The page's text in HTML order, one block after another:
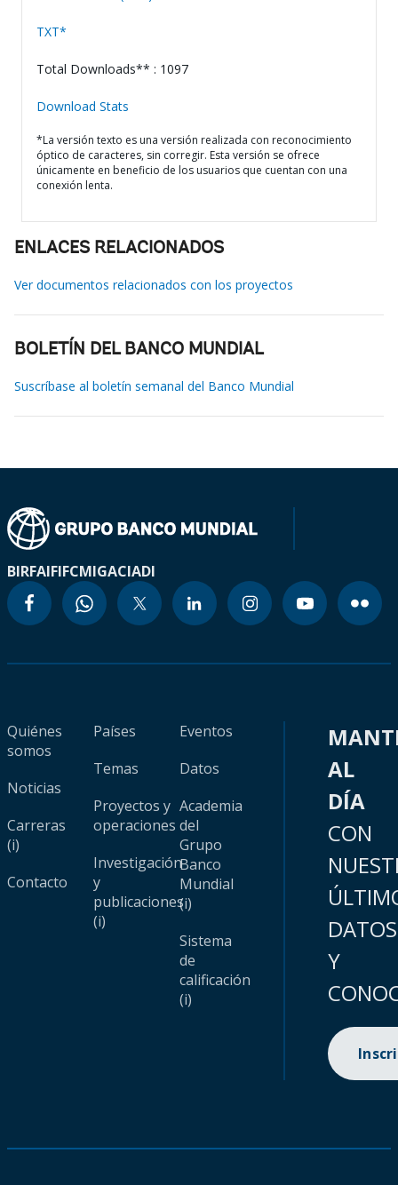
TXT*
Total Downloads** : 1097
Download Stats
*La versión texto es una versión realizada con reconocimiento
óptico de caracteres, sin corregir. Esta versión se ofrece
únicamente en beneficio de los usuarios que cuentan con una
conexión lenta.
ENLACES RELACIONADOS
Ver documentos relacionados con los proyectos
BOLETÍN DEL BANCO MUNDIAL
Suscríbase al boletín semanal del Banco Mundial
BIRFAIFIFCMIGACIADI
Quiénes
somos
Noticias
Carreras
(i)
Contacto
Países
Temas
Proyectos y
operaciones
Investigación
y
publicaciones
(i)
Eventos
Datos
Academia
del
Grupo
Banco
Mundial
(i)
Sistema
de
calificación
(i)
AL
DÍA
CON
DATOS
Y